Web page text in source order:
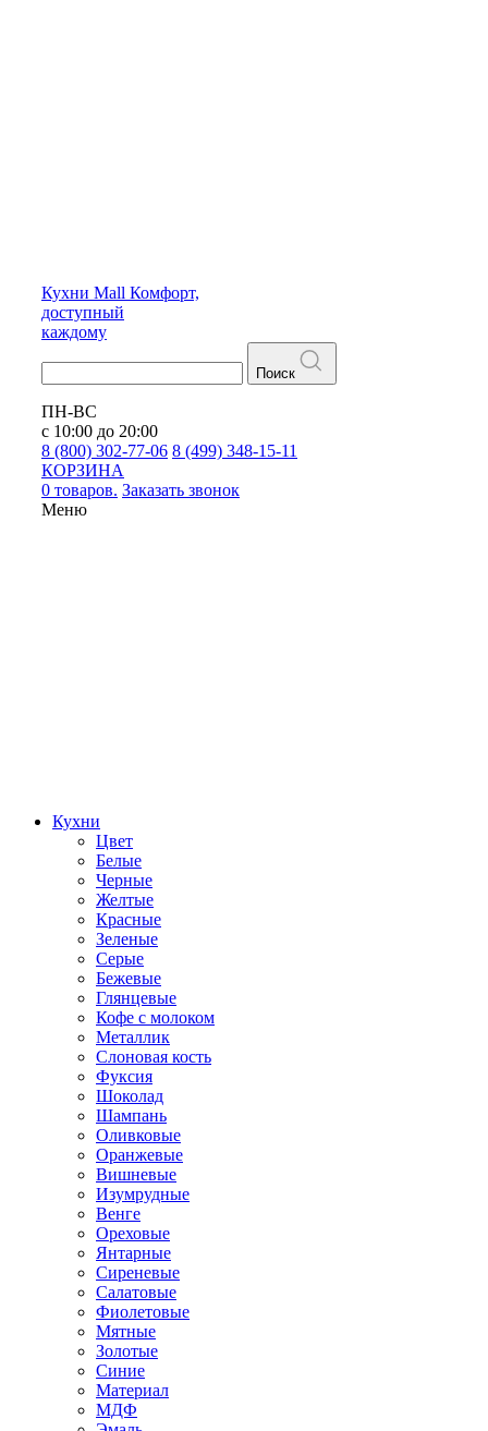
Кухни Mall Комфорт,
доступный
каждому
Поиск
ПН-ВС
с 10:00 до 20:00
8 (800) 302-77-06 8 (499) 348-15-11
КОРЗИНА
0 товаров. Заказать звонок
Меню
Кухни
Цвет
Белые
Черные
Желтые
Красные
Зеленые
Серые
Бежевые
Глянцевые
Кофе с молоком
Металлик
Слоновая кость
Фуксия
Шоколад
Шампань
Оливковые
Оранжевые
Вишневые
Изумрудные
Венге
Ореховые
Янтарные
Сиреневые
Салатовые
Фиолетовые
Мятные
Золотые
Синие
Материал
МДФ